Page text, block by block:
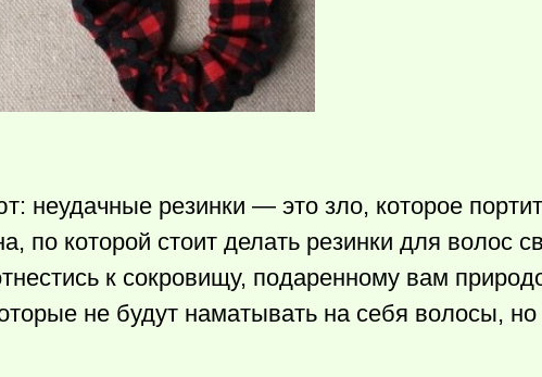
неудачные резинки — это зло, которое
по которой стоит делать резинки для волос
к сокровищу, подаренному вам
не будут наматывать на себя волосы,